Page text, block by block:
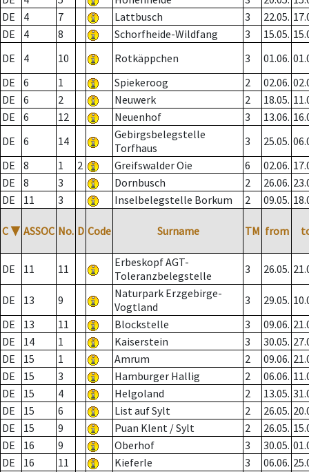
DE
4 7 Lattbusch 3 22.05.
DE
4 8 Schorfheide-Wildfang 3 15.05.
DE
4 10 Rotkäppchen 3 01.06.
DE
6 1 Spiekeroog 2 02.06.
DE
6 2 Neuwerk 2 18.05.
DE
6 12 Neuenhof 3 13.06.
DE
6 14
Gebirgsbelegstelle
Torfhaus
3 25.05.
DE
8 1 2 Greifswalder Oie 6 02.06.
DE
8 3 Dornbusch 2 26.06.
DE
11 3 Inselbelegstelle Borkum 2 09.05.
C ▼ ASSOC No. D Code Surname TM from
DE 11 11
Erbeskopf AGT-
Toleranzbelegstelle
3 26.05.
DE 13 9
Naturpark Erzgebirge-
Vogtland
3 29.05.
DE
13 11 Blockstelle 3 09.06.
DE
14 1 Kaiserstein 3 30.05.
DE
15 1 Amrum 2 09.06.
DE
15 3 Hamburger Hallig 2 06.06.
DE
15 4 Helgoland 2 13.05.
DE
15 6 List auf Sylt 2 26.05.
DE
15 9 Puan Klent / Sylt 2 26.05.
DE
16 9 Oberhof 3 30.05.
DE
16 11 Kieferle 3 06.06.